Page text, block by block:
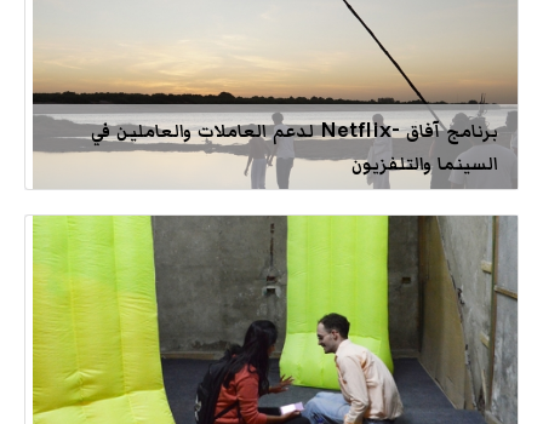
برنامج آفاق -Netflix لدعم العاملات والعاملين في
السينما والتلفزيون